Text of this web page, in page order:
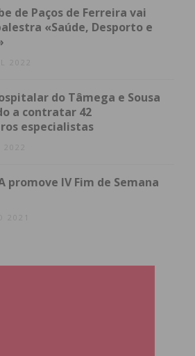
de Paços de Ferreira vai
«Saúde, Desporto e
2022
do Tâmega e Sousa
a contratar 42
especialistas
2022
promove IV Fim de Semana
2021